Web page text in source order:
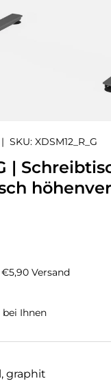
| SKU: XDSM12_R_G
|
Preis
Versand
Ihnen
graphit